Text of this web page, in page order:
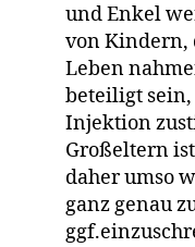
und Enkel
von Kindern,
Leben
beteiligt
Injektion
Großeltern
daher umso
ganz genau